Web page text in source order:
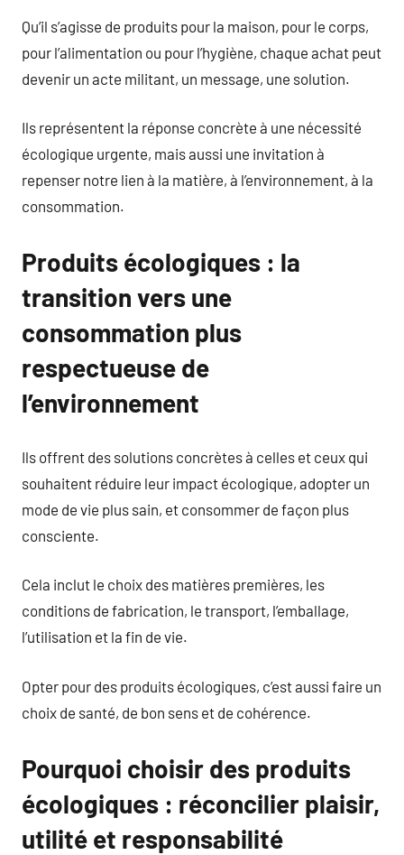
Qu’il s’agisse de produits pour la maison, pour le corps,
pour l’alimentation ou pour l’hygiène, chaque achat peut
devenir un acte militant, un message, une solution.
Ils représentent la réponse concrète à une nécessité
écologique urgente, mais aussi une invitation à
repenser notre lien à la matière, à l’environnement, à la
consommation.
Produits écologiques : la
transition vers une
consommation plus
respectueuse de
l’environnement
Ils offrent des solutions concrètes à celles et ceux qui
souhaitent réduire leur impact écologique, adopter un
mode de vie plus sain, et consommer de façon plus
consciente.
Cela inclut le choix des matières premières, les
conditions de fabrication, le transport, l’emballage,
l’utilisation et la fin de vie.
Opter pour des produits écologiques, c’est aussi faire un
choix de santé, de bon sens et de cohérence.
Pourquoi choisir des produits
écologiques : réconcilier plaisir,
utilité et responsabilité